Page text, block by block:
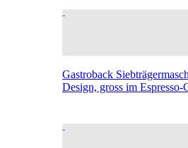
Gastroback
Design, gross im Espresso-